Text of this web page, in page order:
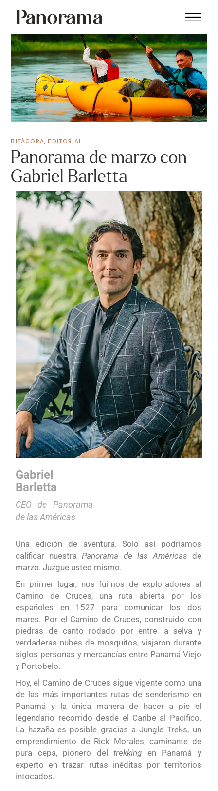
BITÁCORA,EDITORIAL
Panorama de marzo con
Gabriel Barletta
Gabriel
Barletta
CEO de Panorama
de las Américas
Una edición de aventura. Solo así podríamos
calificar nuestraPanorama de las Américas de
marzo. Juzgue usted mismo.
En primer lugar, nos fuimos de exploradores al
Camino de Cruces, una ruta abierta por los
españoles en 1527 para comunicar los dos
mares. Por el Camino de Cruces, construido con
piedras de canto rodado por entre la selva y
verdaderas nubes de mosquitos, viajaron durante
siglos personas y mercancías entre Panamá Viejo
y Portobelo.
Hoy, el Camino de Cruces sigue vigente como una
de las más importantes rutas de senderismo en
Panamá y la única manera de hacer a pie el
legendario recorrido desde el Caribe al Pacífico.
La hazaña es posible gracias a Jungle Treks, un
emprendimiento de Rick Morales, caminante de
pura cepa, pionero deltrekking en Panamá y
experto en trazar rutas inéditas por territorios
intocados.